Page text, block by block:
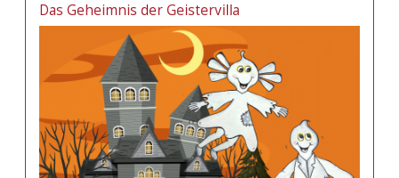
Das Geheimnis der Geistervilla